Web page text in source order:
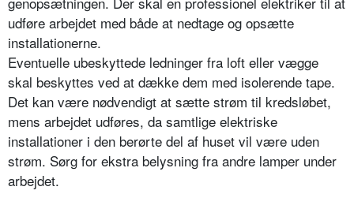
udføre arbejdet med både at nedtage og opsætte
installationerne.
Eventuelle ubeskyttede ledninger fra loft eller vægge
skal beskyttes ved at dække dem med isolerende tape.
Det kan være nødvendigt at sætte strøm til kredsløbet,
mens arbejdet udføres, da samtlige elektriske
installationer i den berørte del af huset vil være uden
strøm. Sørg for ekstra belysning fra andre lamper under
arbejdet.